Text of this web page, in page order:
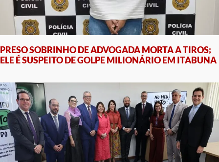
PRESO SOBRINHO DE ADVOGADA MORTA A TIROS;
ELE É SUSPEITO DE GOLPE MILIONÁRIO EM ITABUNA